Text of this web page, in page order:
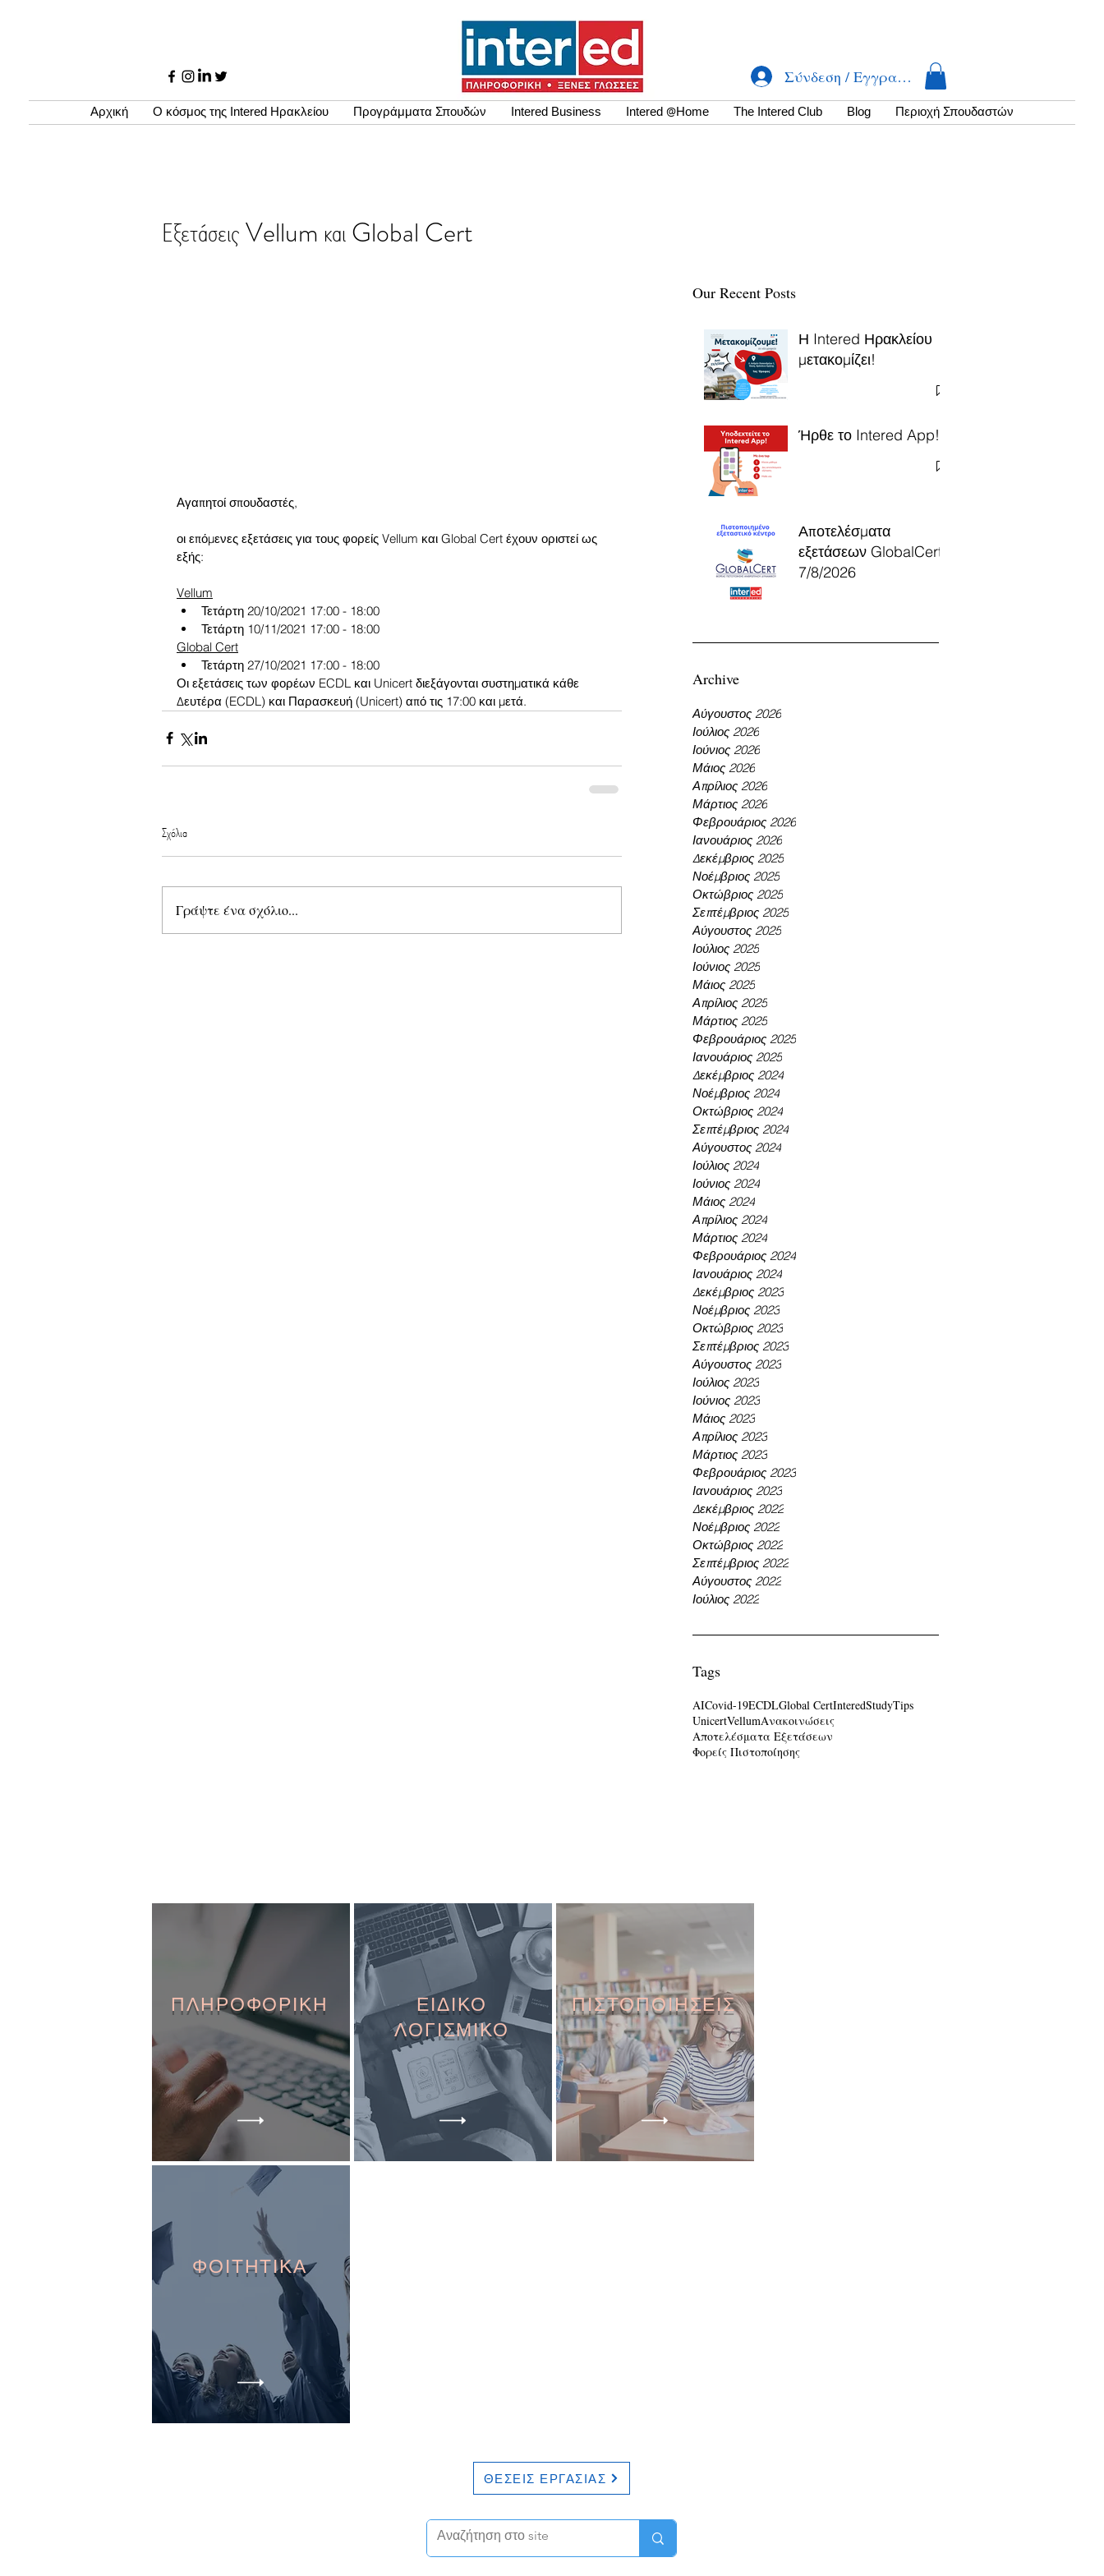
Σύνδεση / Εγγραφή
Αρχική Ο κόσμος της Intered Ηρακλείου Προγράμματα Σπουδών Intered Business Intered @Home The Intered Club Βlog Περιοχή Σπουδαστών
Our Recent Posts
Η Intered Ηρακλείου
μετακομίζει!
Ήρθε το Intered App!
Αποτελέσματα
εξετάσεων GlobalCert
7/8/2026
Archive
Αύγουστος 2026
Ιούλιος 2026
Ιούνιος 2026
Μάιος 2026
Απρίλιος 2026
Μάρτιος 2026
Φεβρουάριος 2026
Ιανουάριος 2026
Δεκέμβριος 2025
Νοέμβριος 2025
Οκτώβριος 2025
Σεπτέμβριος 2025
Αύγουστος 2025
Ιούλιος 2025
Ιούνιος 2025
Μάιος 2025
Απρίλιος 2025
Μάρτιος 2025
Φεβρουάριος 2025
Ιανουάριος 2025
Δεκέμβριος 2024
Νοέμβριος 2024
Οκτώβριος 2024
Σεπτέμβριος 2024
Αύγουστος 2024
Ιούλιος 2024
Ιούνιος 2024
Μάιος 2024
Απρίλιος 2024
Μάρτιος 2024
Φεβρουάριος 2024
Ιανουάριος 2024
Δεκέμβριος 2023
Νοέμβριος 2023
Οκτώβριος 2023
Σεπτέμβριος 2023
Αύγουστος 2023
Ιούλιος 2023
Ιούνιος 2023
Μάιος 2023
Απρίλιος 2023
Μάρτιος 2023
Φεβρουάριος 2023
Ιανουάριος 2023
Δεκέμβριος 2022
Νοέμβριος 2022
Οκτώβριος 2022
Σεπτέμβριος 2022
Αύγουστος 2022
Ιούλιος 2022
Tags
AICovid-19ECDLGlobal CertInteredStudyTips
UnicertVellumΑνακοινώσεις
Αποτελέσματα Εξετάσεων
Φορείς Πιστοποίησης
Εξετάσεις Vellum και Global Cert
Αγαπητοί σπουδαστές,
οι επόμενες εξετάσεις για τους φορείς Vellum και Global Cert έχουν οριστεί ως
εξής:
Vellum
Τετάρτη 20/10/2021 17:00 - 18:00
Τετάρτη 10/11/2021 17:00 - 18:00
Global Cert
Τετάρτη 27/10/2021 17:00 - 18:00
Οι εξετάσεις των φορέων ECDL και Unicert διεξάγονται συστηματικά κάθε
Δευτέρα (ECDL) και Παρασκευή (Unicert) από τις 17:00 και μετά.
Σχόλια
Γράψτε ένα σχόλιο...
ΠΛΗΡΟΦΟΡΙΚΗ
ΕΙΔΙΚΟ
ΛΟΓΙΣΜΙΚΟ
ΠΙΣΤΟΠΟΙΗΣΕΙΣ
ΦΟΙΤΗΤΙΚΑ
ΘΕΣΕΙΣ ΕΡΓΑΣΙΑΣ